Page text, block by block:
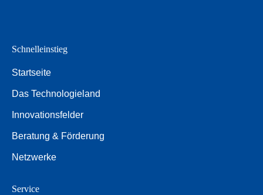
Schnelleinstieg
Startseite
Das Technologieland
Innovationsfelder
Beratung & Förderung
Netzwerke
Service